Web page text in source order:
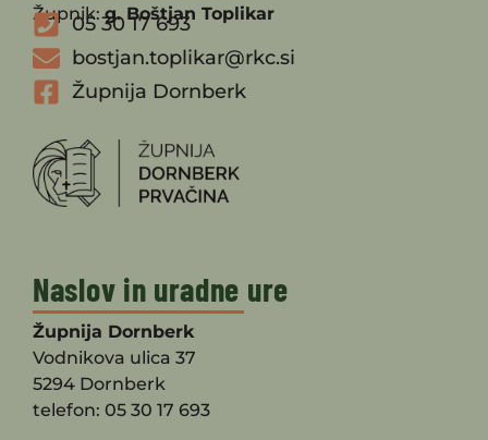
Župnik:g. Boštjan Toplikar
05 30 17 693
bostjan.toplikar@rkc.si
Župnija Dornberk
Naslov in uradne ure
Župnija Dornberk
Vodnikova ulica 37
5294 Dornberk
telefon: 05 30 17 693